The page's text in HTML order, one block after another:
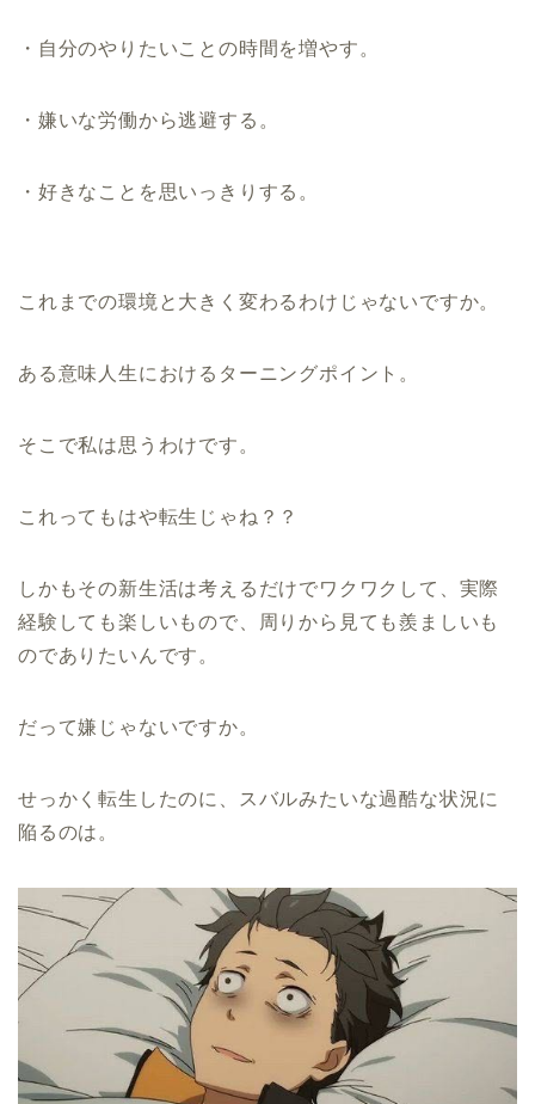
・自分のやりたいことの時間を増やす。
・嫌いな労働から逃避する。
・好きなことを思いっきりする。
これまでの環境と大きく変わるわけじゃないですか。
ある意味人生におけるターニングポイント。
そこで私は思うわけです。
これってもはや転生じゃね？？
しかもその新生活は考えるだけでワクワクして、実際
経験しても楽しいもので、周りから見ても羨ましいも
のでありたいんです。
だって嫌じゃないですか。
せっかく転生したのに、スバルみたいな過酷な状況に
陥るのは。